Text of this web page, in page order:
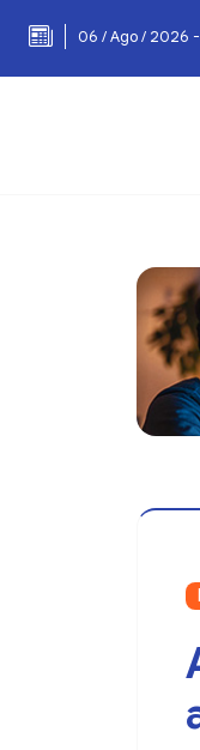
06 / Ago / 2026